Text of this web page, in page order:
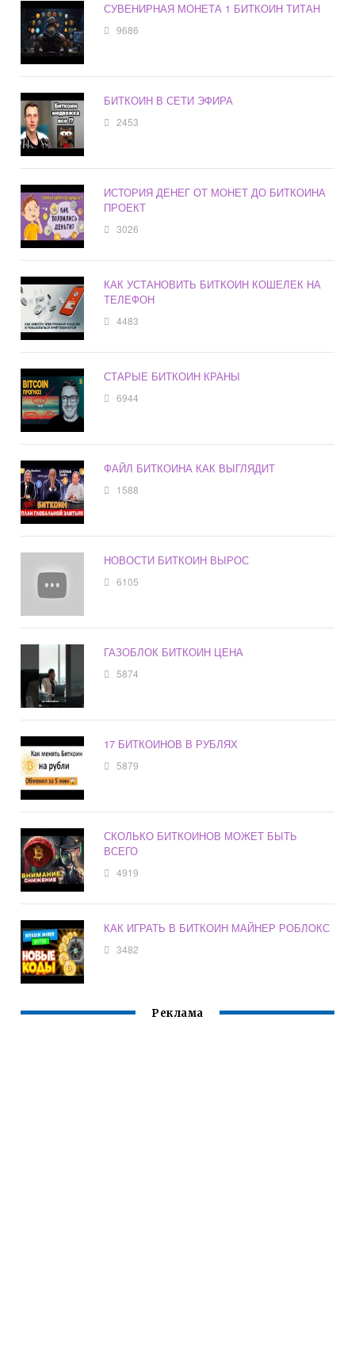
СУВЕНИРНАЯ МОНЕТА 1 БИТКОИН ТИТАН
9686
БИТКОИН В СЕТИ ЭФИРА
2453
ИСТОРИЯ ДЕНЕГ ОТ МОНЕТ ДО БИТКОИНА
ПРОЕКТ
3026
КАК УСТАНОВИТЬ БИТКОИН КОШЕЛЕК НА
ТЕЛЕФОН
4483
СТАРЫЕ БИТКОИН КРАНЫ
6944
ФАЙЛ БИТКОИНА КАК ВЫГЛЯДИТ
1588
НОВОСТИ БИТКОИН ВЫРОС
6105
ГАЗОБЛОК БИТКОИН ЦЕНА
5874
17 БИТКОИНОВ В РУБЛЯХ
5879
СКОЛЬКО БИТКОИНОВ МОЖЕТ БЫТЬ
ВСЕГО
4919
КАК ИГРАТЬ В БИТКОИН МАЙНЕР РОБЛОКС
3482
Реклама